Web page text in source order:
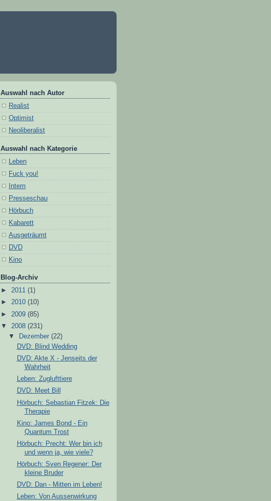
Auswahl nach Autor
Realist
Optimist
Neoliberalist
Auswahl nach Kategorie
Leben
Fuck you!
Intern
Presseschau
Hörbuch
Kabarett
Ausgeträumt
DVD
Kino
Blog-Archiv
► 2011 (1)
► 2010 (10)
► 2009 (85)
▼ 2008 (231)
▼
Dezember(22)
DVD: Blind Wedding
DVD: Akte X - Jenseits der
Wahrheit
Leben: Zuglufttiere
DVD: Meet Bill
Hörbuch: Sebastian Fitzek: Die
Therapie
Kino: James Bond - Ein
Quantum Trost
Hörbuch: Precht: Wer bin ich
und wenn ja, wie viele?
Hörbuch: Sven Regener: Der
kleine Bruder
DVD: Dan - Mitten im Leben!
Leben: Von Aussenwirkung